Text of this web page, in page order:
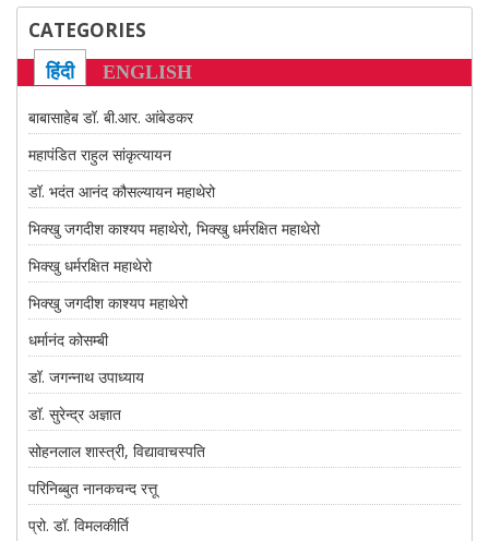
GALLERY
CONTACT US
CATEGORIES
हिंदी ENGLISH
बाबासाहेब डॉ. बी.आर. आंबेडकर
महापंडित राहुल सांकृत्यायन
डॉ. भदंत आनंद कौसल्यायन महाथेरो
भिक्खु जगदीश काश्यप महाथेरो, भिक्खु धर्मरक्षित महाथेरो
भिक्खु धर्मरक्षित महाथेरो
भिक्खु जगदीश काश्यप महाथेरो
धर्मानंद कोसम्बी
डॉ. जगन्नाथ उपाध्याय
डॉ. सुरेन्द्र अज्ञात
सोहनलाल शास्त्री, विद्यावाचस्पति
परिनिब्बुत नानकचन्द रत्तू
प्रो. डॉ. विमलकीर्ति